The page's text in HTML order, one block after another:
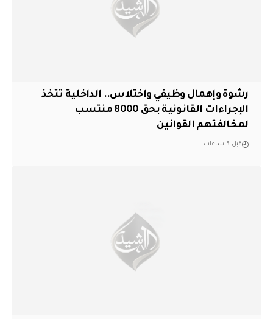
رشوة وإهمال وظيفي واختلاس.. الداخلية تتخذ
الإجراءات القانونية بحق 8000 منتسب
لمخالفتهم القوانين
قبل 5 ساعات